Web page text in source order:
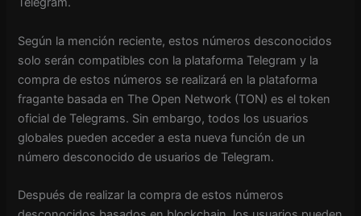
Según la mención reciente, estos números desconocidos
solo serán compatibles con la plataforma Telegram y la
compra de estos números se realizará en la plataforma
fragante basada en The Open Network (TON) es el token
oficial de Telegrams. Sin embargo, todos los usuarios
globales pueden acceder a esta nueva función de un
número desconocido de usuarios de Telegram.
Después de realizar la compra de estos números